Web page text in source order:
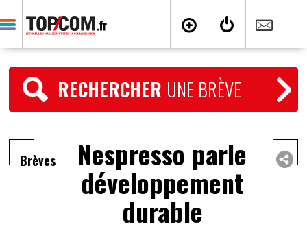
RECHERCHER UNE BRÈVE
Brèves Nespresso parle
développement
durable